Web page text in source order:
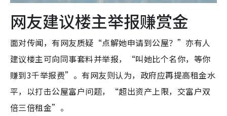
网友建议楼主举报赚赏金
面对传闻，有网友质疑“点解她申请到公屋？”亦有人
建议楼主可向同事套料并举报，“叫她比个名你，等你
赚到3千举报费”。有网友则认为，政府应再提高租金水
平，以打击公屋富户问题，“超出资产上限，交富户双
倍三倍租金”。